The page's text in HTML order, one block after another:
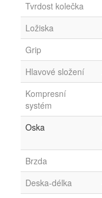
Tvrdost kolečka
Ložiska
Grip
Hlavové složení
Kompresní
systém
Oska
Brzda
Deska-délka